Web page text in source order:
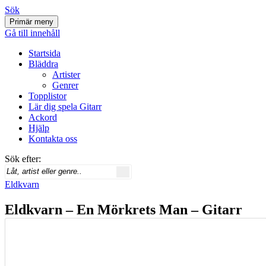
Svenskatabs.se
Sök
Primär meny
Gå till innehåll
Startsida
Bläddra
Artister
Genrer
Topplistor
Lär dig spela Gitarr
Ackord
Hjälp
Kontakta oss
Sök efter:
Eldkvarn
Eldkvarn – En Mörkrets Man – Gitarr